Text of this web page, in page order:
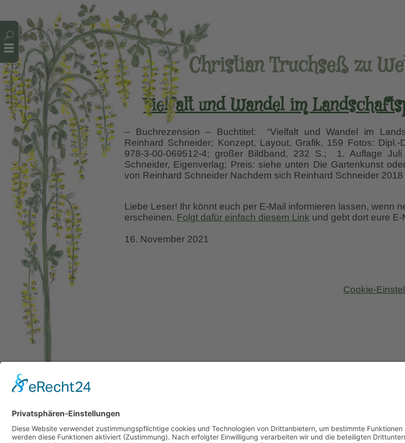
Christian Truchseß zu
Vielfalt und Wandel im
– Buchrezension – Buchtitel: “Vielfalt und Wandel im
Reinhard Schneider; Konzept, Layout, Grafik, 159 Fotos: Dipl.-
978-3-00-069512-4; großer Bildband, 232 S.; 1. Auflage Juli
Schneider, Eigenverlag; Preis: siehe unten Die Gartenkunst
von Reinhard Schneider Nachdem sich Reinhard Schneider 2018
Liebe Leser! Ihr könnt euch per E-Mail informieren lassen, wenn
erscheinen. Folgt dafür einfach diesem Link und gebt dort eure
16. November 2021
Cookie-
Cookie-Einstellungen